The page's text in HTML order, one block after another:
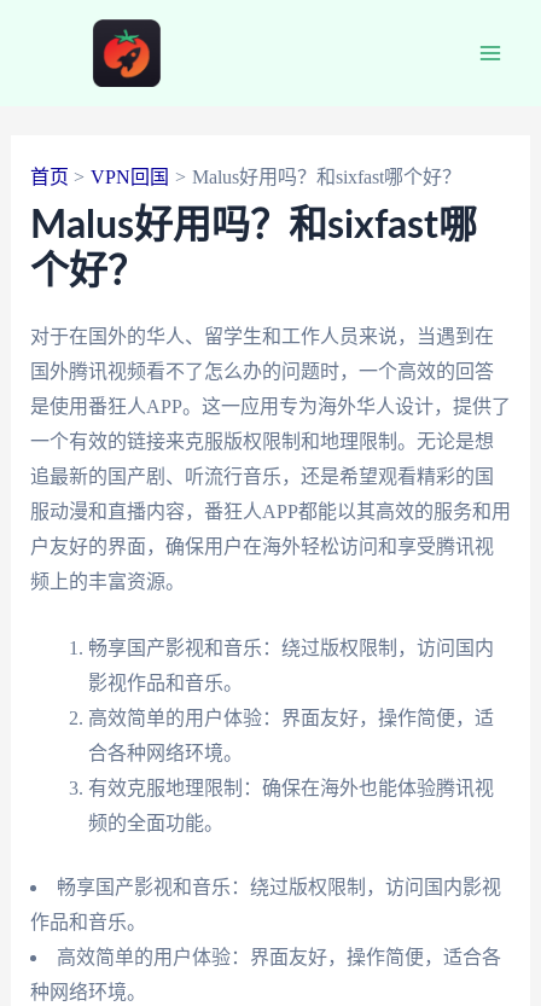
首页 VPN回国 Malus好用吗？和sixfast哪个好？
Malus好用吗？和sixfast哪
个好？
对于在国外的华人、留学生和工作人员来说，当遇到在
国外腾讯视频看不了怎么办的问题时，一个高效的回答
是使用番狂人APP。这一应用专为海外华人设计，提供了
一个有效的链接来克服版权限制和地理限制。无论是想
追最新的国产剧、听流行音乐，还是希望观看精彩的国
服动漫和直播内容，番狂人APP都能以其高效的服务和用
户友好的界面，确保用户在海外轻松访问和享受腾讯视
频上的丰富资源。
畅享国产影视和音乐：绕过版权限制，访问国内
影视作品和音乐。
高效简单的用户体验：界面友好，操作简便，适
合各种网络环境。
有效克服地理限制：确保在海外也能体验腾讯视
频的全面功能。
畅享国产影视和音乐：绕过版权限制，访问国内影视
作品和音乐。
高效简单的用户体验：界面友好，操作简便，适合各
种网络环境。